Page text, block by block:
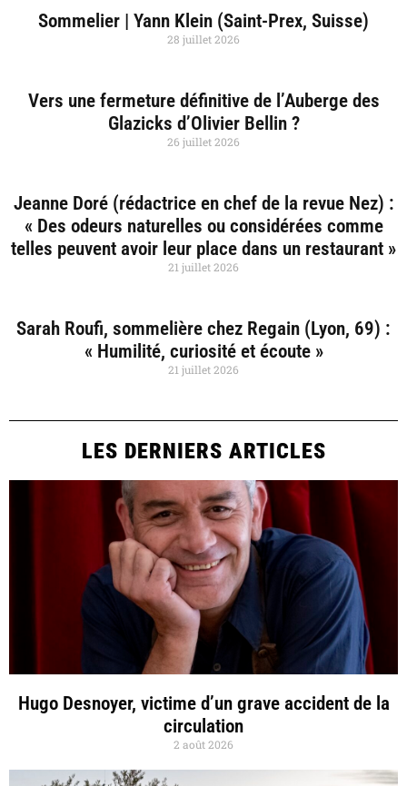
Sommelier | Yann Klein (Saint-Prex, Suisse)
28 juillet 2026
Vers une fermeture définitive de l’Auberge des
Glazicks d’Olivier Bellin ?
26 juillet 2026
Jeanne Doré (rédactrice en chef de la revue Nez) :
« Des odeurs naturelles ou considérées comme
telles peuvent avoir leur place dans un restaurant »
21 juillet 2026
Sarah Roufi, sommelière chez Regain (Lyon, 69) :
« Humilité, curiosité et écoute »
21 juillet 2026
LES DERNIERS ARTICLES
Hugo Desnoyer, victime d’un grave accident de la
circulation
2 août 2026